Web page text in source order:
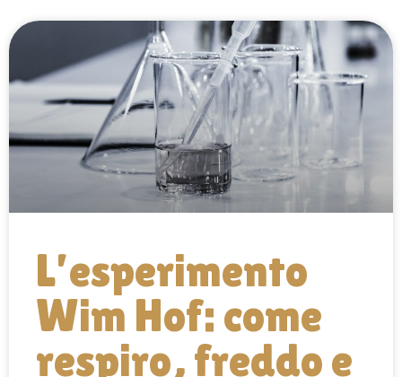
L’esperimento
Wim Hof: come
respiro, freddo e